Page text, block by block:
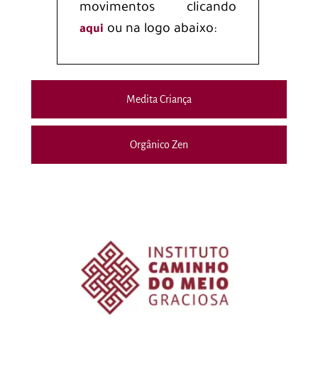
Medita Criança
Orgânico Zen
movimentos clicando
aqui ou na logo abaixo: